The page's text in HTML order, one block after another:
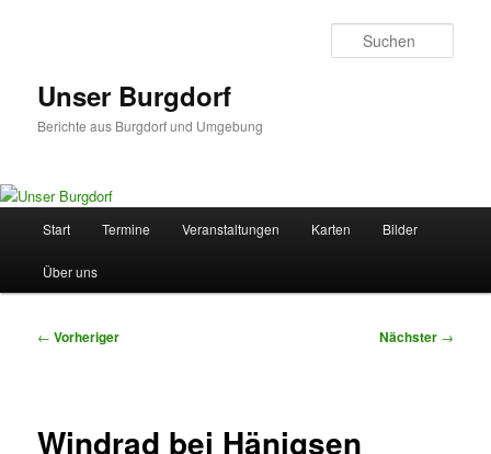
Unser Burgdorf
Berichte aus Burgdorf und Umgebung
Start Termine Veranstaltungen Karten Bilder
Über uns
Beitragsnavigation
← Vorheriger Nächster →
Windrad bei Hänigsen